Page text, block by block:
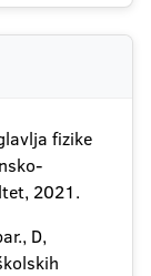
fizike
2021.
D,